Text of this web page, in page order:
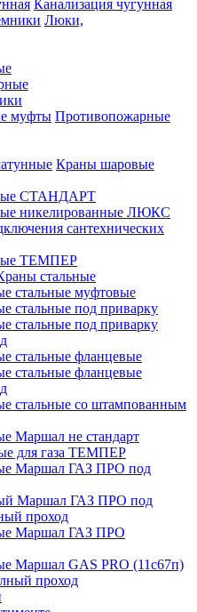
Канализация чугунная
Люки,
Противопожарные
Краны шаровые
СТАНДАРТ
никелированные ЛЮКС
сантехнических
ТЕМПЕР
стальные
стальные муфтовые
стальные под приварку
стальные под приварку
стальные фланцевые
стальные фланцевые
стальные со штампованным
Маршал не стандарт
для газа ТЕМПЕР
Маршал ГАЗ ПРО под
Маршал ГАЗ ПРО под
проход
Маршал ГАЗ ПРО
Маршал GAS PRO (11с67п)
проход